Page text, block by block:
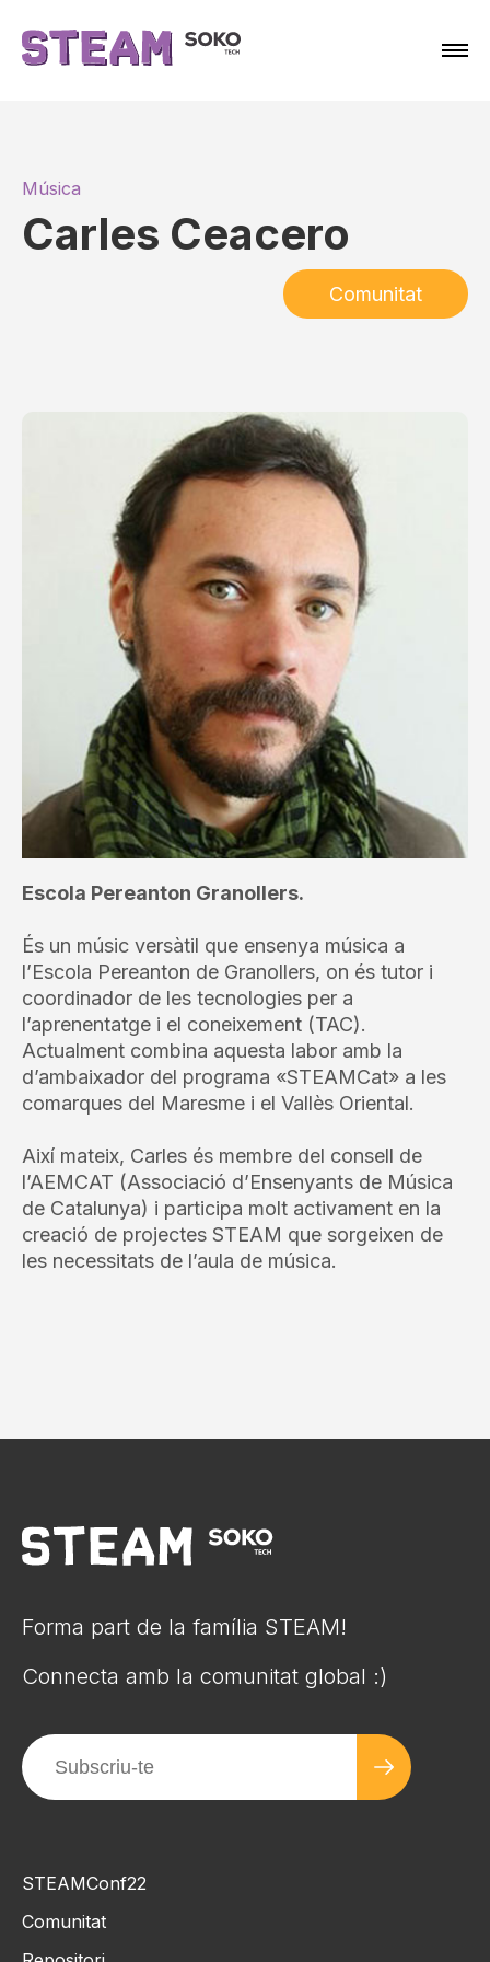
Música
Carles Ceacero
Comunitat
Escola Pereanton Granollers.
És un músic versàtil que ensenya música a
l’Escola Pereanton de Granollers, on és tutor i
coordinador de les tecnologies per a
l’aprenentatge i el coneixement (TAC).
Actualment combina aquesta labor amb la
d’ambaixador del programa «STEAMCat» a les
comarques del Maresme i el Vallès Oriental.
Així mateix, Carles és membre del consell de
l’AEMCAT (Associació d’Ensenyants de Música
de Catalunya) i participa molt activament en la
creació de projectes STEAM que sorgeixen de
les necessitats de l’aula de música.
Forma part de la família STEAM!
Connecta amb la comunitat global :)
STEAMConf22
Comunitat